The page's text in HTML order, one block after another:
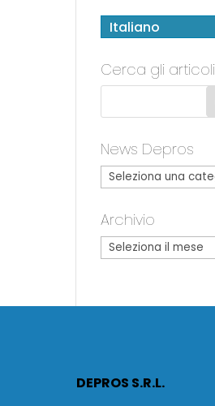
Italiano
Cerca gli articoli
News Depros
Archivio
DEPROS S.R.L.